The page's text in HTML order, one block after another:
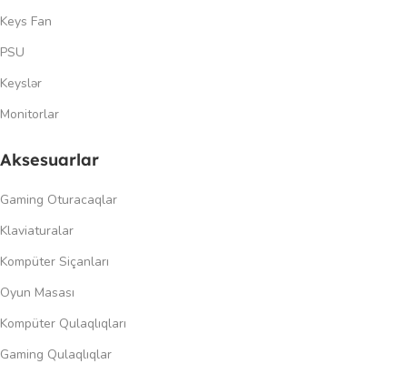
Keys Fan
PSU
Keyslər
Monitorlar
Aksesuarlar
Gaming Oturacaqlar
Klaviaturalar
Kompüter Siçanları
Oyun Masası
Kompüter Qulaqlıqları
Gaming Qulaqlıqlar